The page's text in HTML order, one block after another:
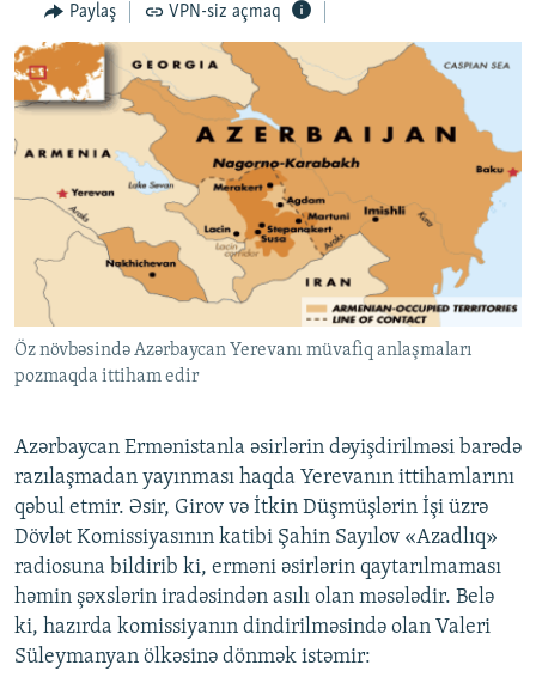
QANUNI DOĞRU
ARAŞDIRMA
MULTIMEDIA
FOTOQALEREYA
İNFOQRAFIKA
KARIKATURA
OXU ZALI
AZƏRBAYCAN ƏDƏBIYYATI KITABXANASI
İSLAM VƏ DEMOKRATIYA
HAQQIMIZDA
MISSIYAMIZ
PEŞƏ ETIKASI VƏ JURNALISTIKA STANDARTLARIMIZ
AZADLIQRADIOSU MOBIL TELEFONUNUZDA
XƏBƏR BÜLLETENLƏRIMIZ
BIZI IZLƏ
RFE/RL-in bütün saytları
Paylaş VPN-siz açmaq
Öz növbəsində Azərbaycan Yerevanı müvafiq anlaşmaları
pozmaqda ittiham edir
Azərbaycan Ermənistanla əsirlərin dəyişdirilməsi barədə
razılaşmadan yayınması haqda Yerevanın ittihamlarını
qəbul etmir. Əsir, Girov və İtkin Düşmüşlərin İşi üzrə
Dövlət Komissiyasının katibi Şahin Sayılov «Azadlıq»
radiosuna bildirib ki, erməni əsirlərin qaytarılmaması
həmin şəxslərin iradəsindən asılı olan məsələdir. Belə
ki, hazırda komissiyanın dindirilməsində olan Valeri
Süleymanyan ölkəsinə dönmək istəmir: